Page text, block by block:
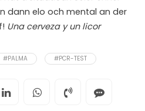
dann elo och mental an der
Una cerveza y un licor
#PALMA #PCR-TEST